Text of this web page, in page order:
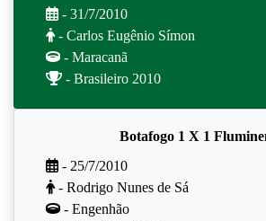
- 31/7/2010
- Carlos Eugênio Símon
- Maracanã
- Brasileiro 2010
Botafogo 1 X 1
- 25/7/2010
- Rodrigo Nunes de Sá
- Engenhão